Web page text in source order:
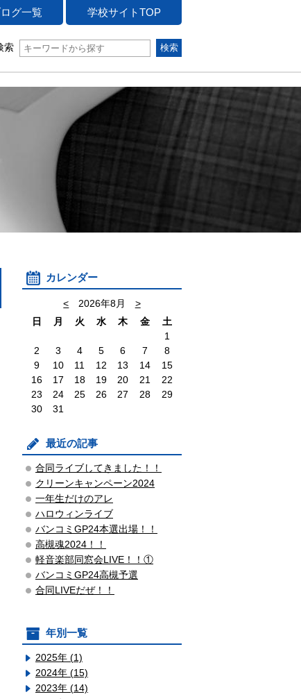
グ一覧 学校サイトTOP
索
カレンダー
< 2026年8月
>
日
月 火 水 木 金
土
1
2
3 4 5 6 7
8
9
10 11 12 13 14
15
16
17 18 19 20 21
22
23
24 25 26 27 28
29
30
31
最近の記事
合同ライブしてきました！！
クリーンキャンペーン2024
一年生だけのアレ
ハロウィンライブ
バンコミGP24本選出場！！
高槻魂2024！！
軽音楽部同窓会LIVE！！①
バンコミGP24高槻予選
合同LIVEだぜ！！
年別一覧
2025年 (1)
2024年 (15)
2023年 (14)